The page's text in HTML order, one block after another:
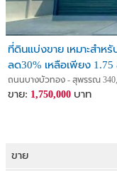
ที่ดินแบ่งขาย เหมาะสำห
ลด30% เหลือเพียง 1.75
ถนนบางบัวทอง - สุพรรณ
ขาย: 1,750,000 บาท
ขาย